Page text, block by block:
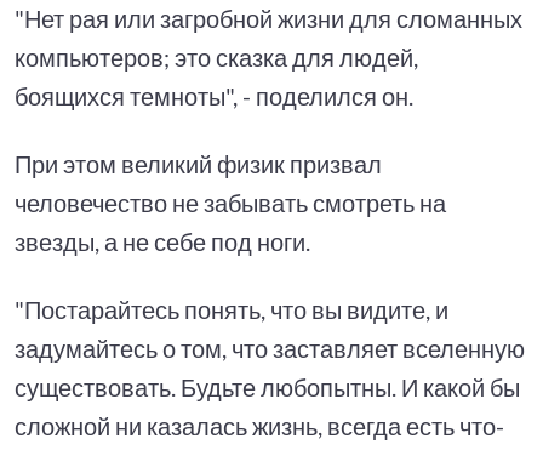
"Нет рая или загробной жизни для сломанных
компьютеров; это сказка для людей,
боящихся темноты", - поделился он.
При этом великий физик призвал
человечество не забывать смотреть на
звезды, а не себе под ноги.
"Постарайтесь понять, что вы видите, и
задумайтесь о том, что заставляет вселенную
существовать. Будьте любопытны. И какой бы
сложной ни казалась жизнь, всегда есть что-